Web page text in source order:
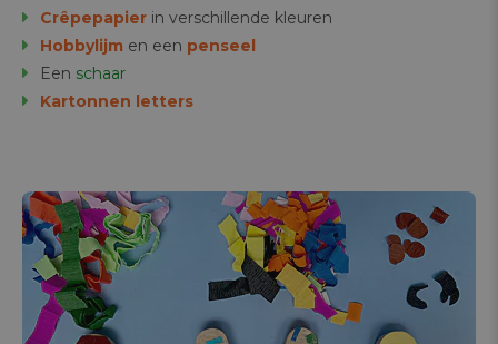
Crêpepapier in verschillende kleuren
Hobbylijm en een penseel
Een schaar
Kartonnen letters